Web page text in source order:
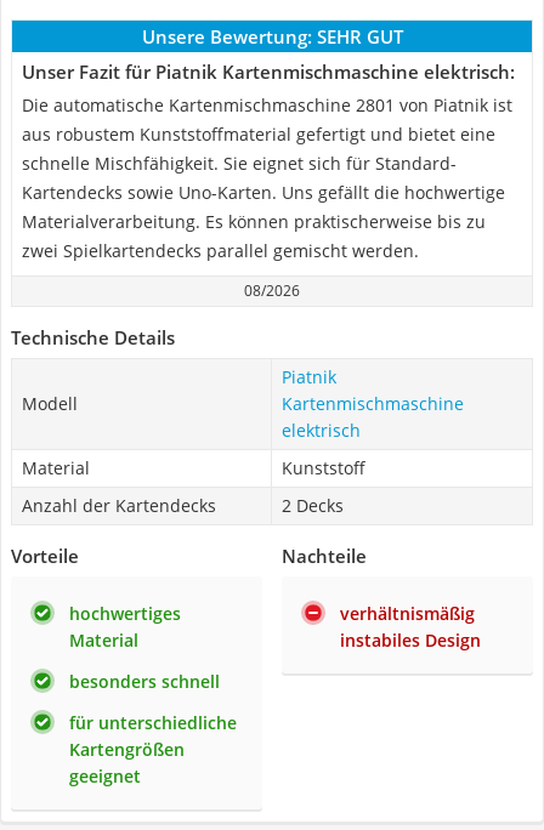
Unsere Bewertung: SEHR GUT
Unser Fazit für Piatnik Kartenmischmaschine elektrisch:
Die automatische Kartenmischmaschine 2801 von Piatnik ist
aus robustem Kunststoffmaterial gefertigt und bietet eine
schnelle Mischfähigkeit. Sie eignet sich für Standard-
Kartendecks sowie Uno-Karten. Uns gefällt die hochwertige
Materialverarbeitung. Es können praktischerweise bis zu
zwei Spielkartendecks parallel gemischt werden.
08/2026
Technische Details
Modell
Piatnik
Kartenmischmaschine
elektrisch
Material
Kunststoff
Anzahl der Kartendecks
2 Decks
Vorteile
hochwertiges
Material
besonders schnell
für unterschiedliche
Kartengrößen
geeignet
Nachteile
verhältnismäßig
instabiles Design